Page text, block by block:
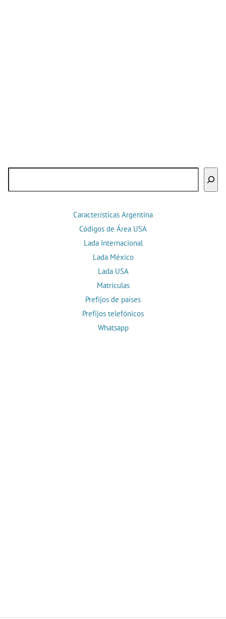
Características Argentina
Códigos de Área USA
Lada Internacional
Lada México
Lada USA
Matrículas
Prefijos de países
Prefijos telefónicos
Whatsapp